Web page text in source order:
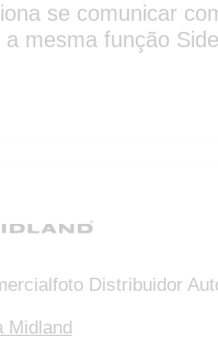
se comunicar
a mesma função
Distribuidor
Midland